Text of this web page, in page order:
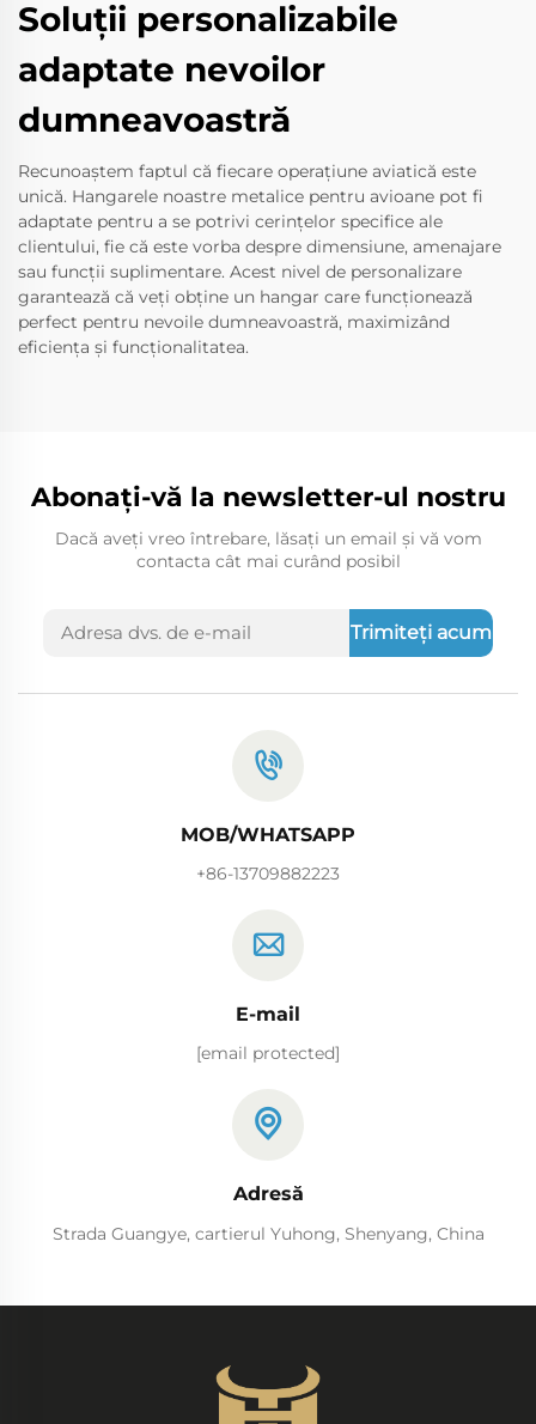
Soluții personalizabile
adaptate nevoilor
dumneavoastră
Recunoaștem faptul că fiecare operațiune aviatică este
unică. Hangarele noastre metalice pentru avioane pot fi
adaptate pentru a se potrivi cerințelor specifice ale
clientului, fie că este vorba despre dimensiune, amenajare
sau funcții suplimentare. Acest nivel de personalizare
garantează că veți obține un hangar care funcționează
perfect pentru nevoile dumneavoastră, maximizând
eficiența și funcționalitatea.
Abonați-vă la newsletter-ul nostru
Dacă aveți vreo întrebare, lăsați un email și vă vom
contacta cât mai curând posibil
Trimiteți acum
MOB/WHATSAPP
+86-13709882223
E-mail
[email protected]
Adresă
Strada Guangye, cartierul Yuhong, Shenyang, China